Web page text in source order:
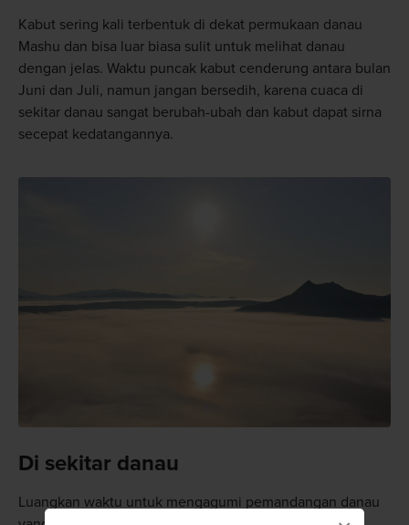
Kabut sering kali terbentuk di dekat permukaan danau
Mashu dan bisa luar biasa sulit untuk melihat danau
dengan jelas. Waktu puncak kabut cenderung antara bulan
Juni dan Juli, namun jangan bersedih, karena cuaca di
sekitar danau sangat berubah-ubah dan kabut dapat sirna
secepat kedatangannya.
Di sekitar danau
Luangkan waktu untuk mengagumi pemandangan danau